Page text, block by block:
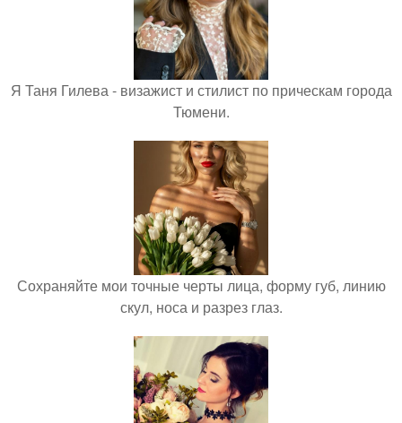
Я Таня Гилева - визажист и стилист по прическам города
Тюмени.
Сохраняйте мои точные черты лица, форму губ, линию
скул, носа и разрез глаз.